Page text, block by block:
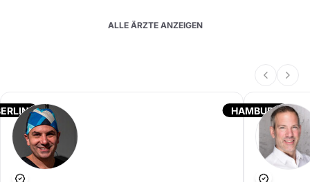
ALLE ÄRZTE ANZEIGEN
HAMBURG